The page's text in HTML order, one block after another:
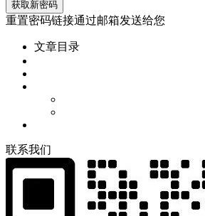
重置密码链接通过邮箱发送给您
文章目录
联系我们